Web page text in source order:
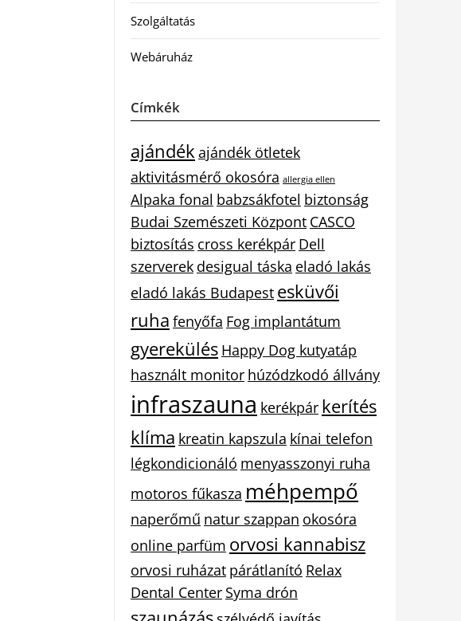
Szolgáltatás
Webáruház
Címkék
ajándékajándék ötletek
aktivitásmérő okosóra allergia ellen
Alpaka fonal babzsákfotel biztonság
Budai Szemészeti Központ CASCO
biztosítás cross kerékpár Dell
szerverek desigual táska eladó lakás
eladó lakás Budapest esküvői
ruha fenyőfa Fog implantátum
gyerekülés Happy Dog kutyatáp
használt monitor húzódzkodó állvány
infraszauna kerékpár kerítés
klíma kreatin kapszula kínai telefon
légkondicionáló menyasszonyi ruha
motoros fűkasza méhpempő
naperőmű natur szappan okosóra
online parfüm orvosi kannabisz
orvosi ruházat párátlanító Relax
Dental Center Syma drón